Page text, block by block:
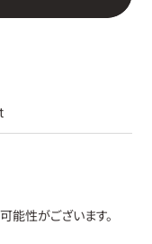
能性がございます。